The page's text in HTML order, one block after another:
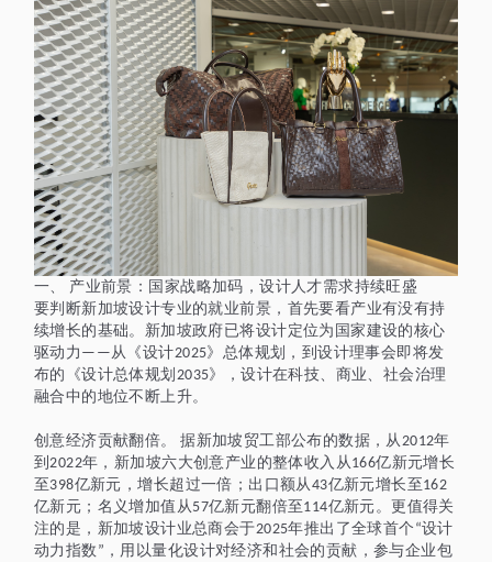
一、
产业前景：国家战略加码，设计人才需求持续旺盛
要判断新加坡设计专业的就业前景，首先要看产业有没有持
续增长的基础。新加坡政府已将设计定位为国家建设的核心
驱动力 —— 从《设计2025》总体规划，到设计理事会即将发
布的《设计总体规划 2035》，设计在科技、商业、社会治理
融合中的地位不断上升。
创意经济贡献翻倍。 据新加坡贸工部公布的数据，从 2012年
到 2022年，新加坡六大创意产业的整体收入从 166亿新元增长
至398亿新元，增长超过一倍；出口额从 43亿新元增长至162
亿新元；名义增加值从 57亿新元翻倍至114亿新元。更值得关
注的是，新加坡设计业总商会于2025年推出了全球首个 “设计
动力指数 ” ，用以量化设计对经济和社会的贡献，参与企业包